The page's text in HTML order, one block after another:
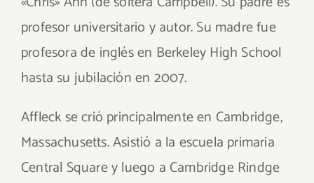
profesor universitario y autor. Su madre fue
profesora de inglés en Berkeley High School
hasta su jubilación en 2007.
Affleck se crió principalmente en Cambridge,
Massachusetts. Asistió a la escuela primaria
Central Square y luego a Cambridge Rindge